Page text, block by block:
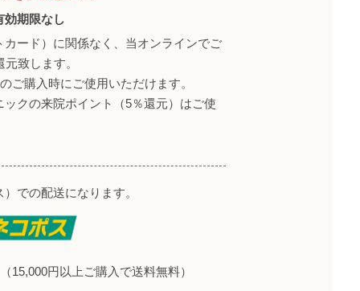
期限なし
ード）に関係なく、当オンラインでご
致します。
ご購入時にご使用いただけます。
クの来院ポイント（5％還元）はご使
での配送になります。
15,000円以上ご購入で送料無料）